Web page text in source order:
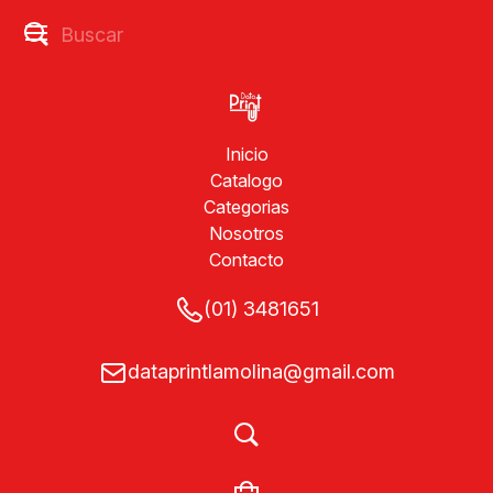
Inicio
Catalogo
Categorias
Nosotros
Contacto
(01) 3481651
dataprintlamolina@gmail.com